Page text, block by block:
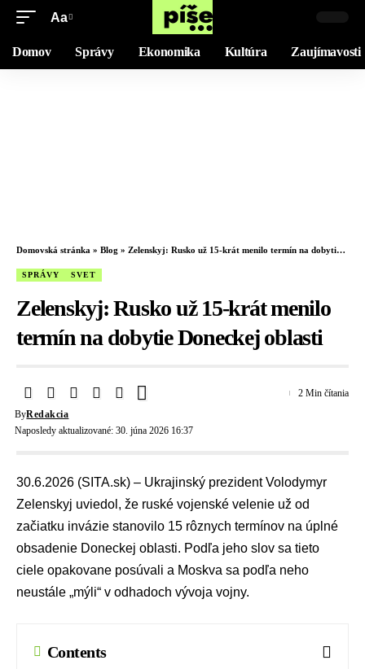
Aa
Domov Správy Ekonomika Kultúra Zaujímavosti
Domovská stránka » Blog » Zelenskyj: Rusko už 15-krát menilo termín na dobytie Doneckej oblasti
SPRÁVY SVET
Zelenskyj: Rusko už 15-krát menilo
termín na dobytie Doneckej oblasti
Naposledy aktualizované: 30. júna 2026 16:37
ByRedakcia
2 Min čítania
30.6.2026 (SITA.sk) – Ukrajinský prezident Volodymyr
Zelenskyj uviedol, že ruské vojenské velenie už od
začiatku invázie stanovilo 15 rôznych termínov na úplné
obsadenie Doneckej oblasti. Podľa jeho slov sa tieto
ciele opakovane posúvali a Moskva sa podľa neho
neustále „mýli“ v odhadoch vývoja vojny.
Contents